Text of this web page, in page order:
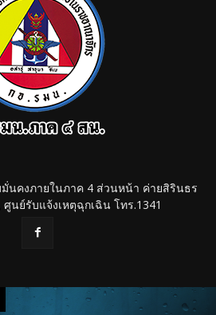
มั่นคงภายในภาค 4 ส่วนหน้า ค่ายสิรินธร
นย์รับแจ้งเหตุฉุกเฉิน โทร.1341